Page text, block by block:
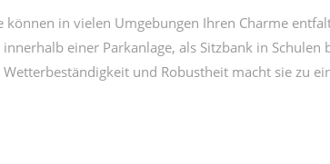
können in vielen Umgebungen Ihren Charme
einer Parkanlage, als Sitzbank in Schulen
Wetterbeständigkeit und Robustheit macht sie zu